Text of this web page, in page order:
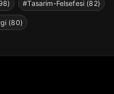
#Tasarim-Felsefesi (82)
(80)